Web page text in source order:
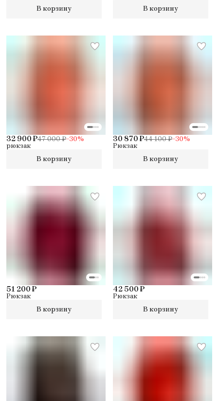
В корзину
В корзину
32 900 ₽47 000 ₽−30%
рюкзак
В корзину
30 870 ₽44 100 ₽−30%
Рюкзак
В корзину
51 200 ₽
Рюкзак
В корзину
42 500 ₽
Рюкзак
В корзину